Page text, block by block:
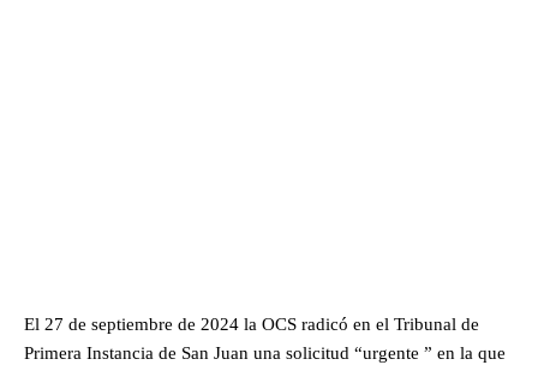
El 27 de septiembre de 2024 la OCS radicó en el Tribunal de
Primera Instancia de San Juan una solicitud “urgente ” en la que